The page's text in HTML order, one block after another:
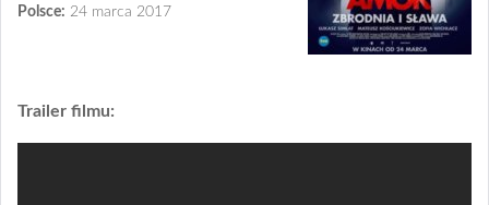
Polsce: 24 marca 2017
Trailer filmu: